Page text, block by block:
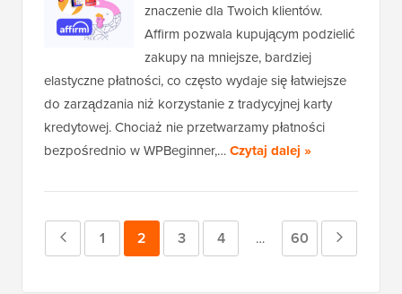
znaczenie dla Twoich klientów.
Affirm pozwala kupującym podzielić
zakupy na mniejsze, bardziej
elastyczne płatności, co często wydaje się łatwiejsze
do zarządzania niż korzystanie z tradycyjnej karty
kredytowej. Chociaż nie przetwarzamy płatności
bezpośrednio w WPBeginner,…Czytaj dalej »
Poprzednia
Strona
1 Strona
2 Strona
3 Strona
4
Strony
tymczasowe
… Strona
60